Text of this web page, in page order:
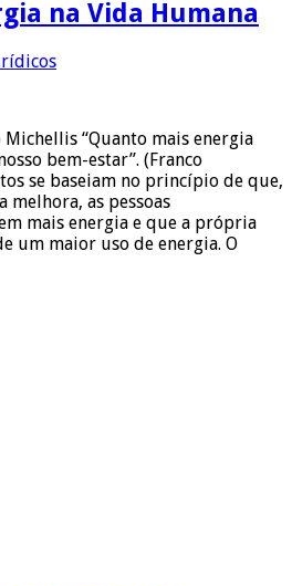
na Vida Humana
Michellis “Quanto mais energia
bem-estar”. (Franco
se baseiam no princípio de que,
melhora, as pessoas
mais energia e que a própria
um maior uso de energia. O